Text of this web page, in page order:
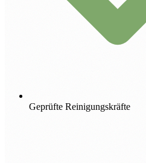
Geprüfte Reinigungskräfte